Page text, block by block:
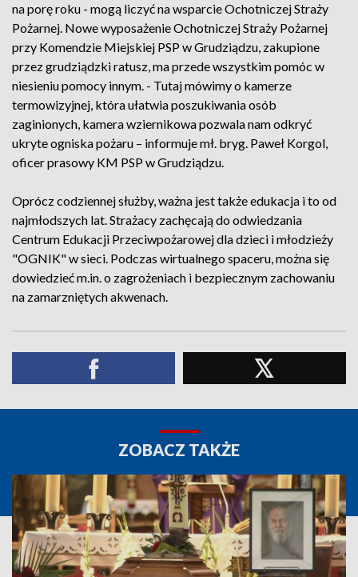
na porę roku - mogą liczyć na wsparcie Ochotniczej Straży
Pożarnej. Nowe wyposażenie Ochotniczej Straży Pożarnej
przy Komendzie Miejskiej PSP w Grudziądzu, zakupione
przez grudziądzki ratusz, ma przede wszystkim pomóc w
niesieniu pomocy innym. - Tutaj mówimy o kamerze
termowizyjnej, która ułatwia poszukiwania osób
zaginionych, kamera wziernikowa pozwala nam odkryć
ukryte ogniska pożaru – informuje mł. bryg. Paweł Korgol,
oficer prasowy KM PSP w Grudziądzu.
Oprócz codziennej służby, ważna jest także edukacja i to od
najmłodszych lat. Strażacy zachęcają do odwiedzania
Centrum Edukacji Przeciwpożarowej dla dzieci i młodzieży
"OGNIK" w sieci. Podczas wirtualnego spaceru, można się
dowiedzieć m.in. o zagrożeniach i bezpiecznym zachowaniu
na zamarzniętych akwenach.
ZOBACZ TAKŻE